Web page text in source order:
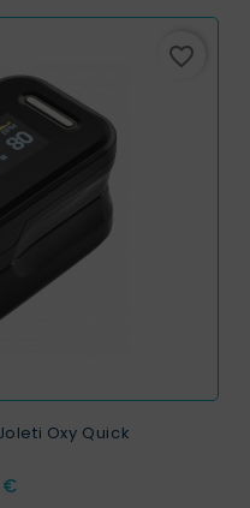
favorite_border
Oxy Quick
€